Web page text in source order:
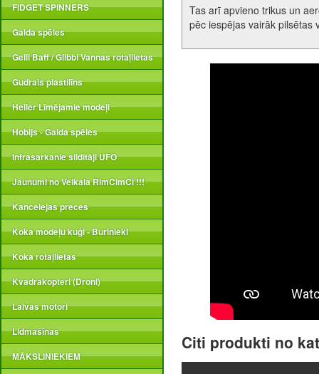
FIDGET SPINNERS
Galda spēles
Gelli Baff / Glibbi Vannas rotaļlietas
Gudrais plastilīns
Heller Līmējamie modeļi
Hobijs - Galda spēles
Infrasarkanie sildītāji UFO
Jaunumi no Veikala RimCimCi !!!
Kancelejas preces
Koka modeļu kuģi - Burinieki
Koka rotaļlietas
Kvadrakopteri (Droni)
Laivas motori
Lidmašīnas
MĀKSLINIEKIEM
Tas arī apvieno trikus un
pēc iespējas vairāk pilsētas
Citi produkti no